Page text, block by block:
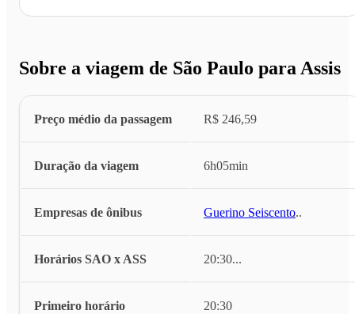
Sobre a viagem de São Paulo para Assis
Preço médio da passagem R$ 246,59
Duração da viagem 6h05min
Empresas de ônibus Guerino Seiscento...
Horários SAO x ASS 20:30...
Primeiro horário 20:30